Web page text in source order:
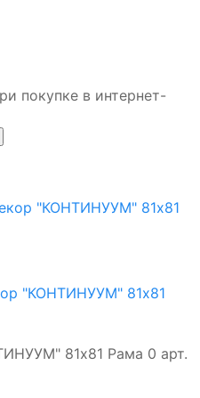
покупке в интернет-
"КОНТИНУУМ" 81х81
81х81 Рама 0 арт.